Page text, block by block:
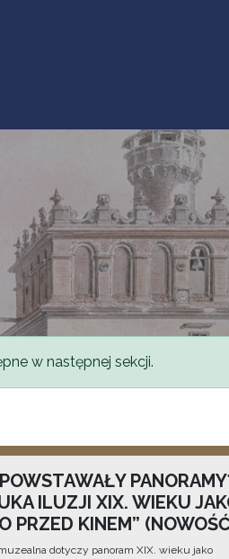
w następnej sekcji.
ILUZJI XIX. WIEKU
PRZED KINEM”
dotyczy panoram XIX. wieku jako